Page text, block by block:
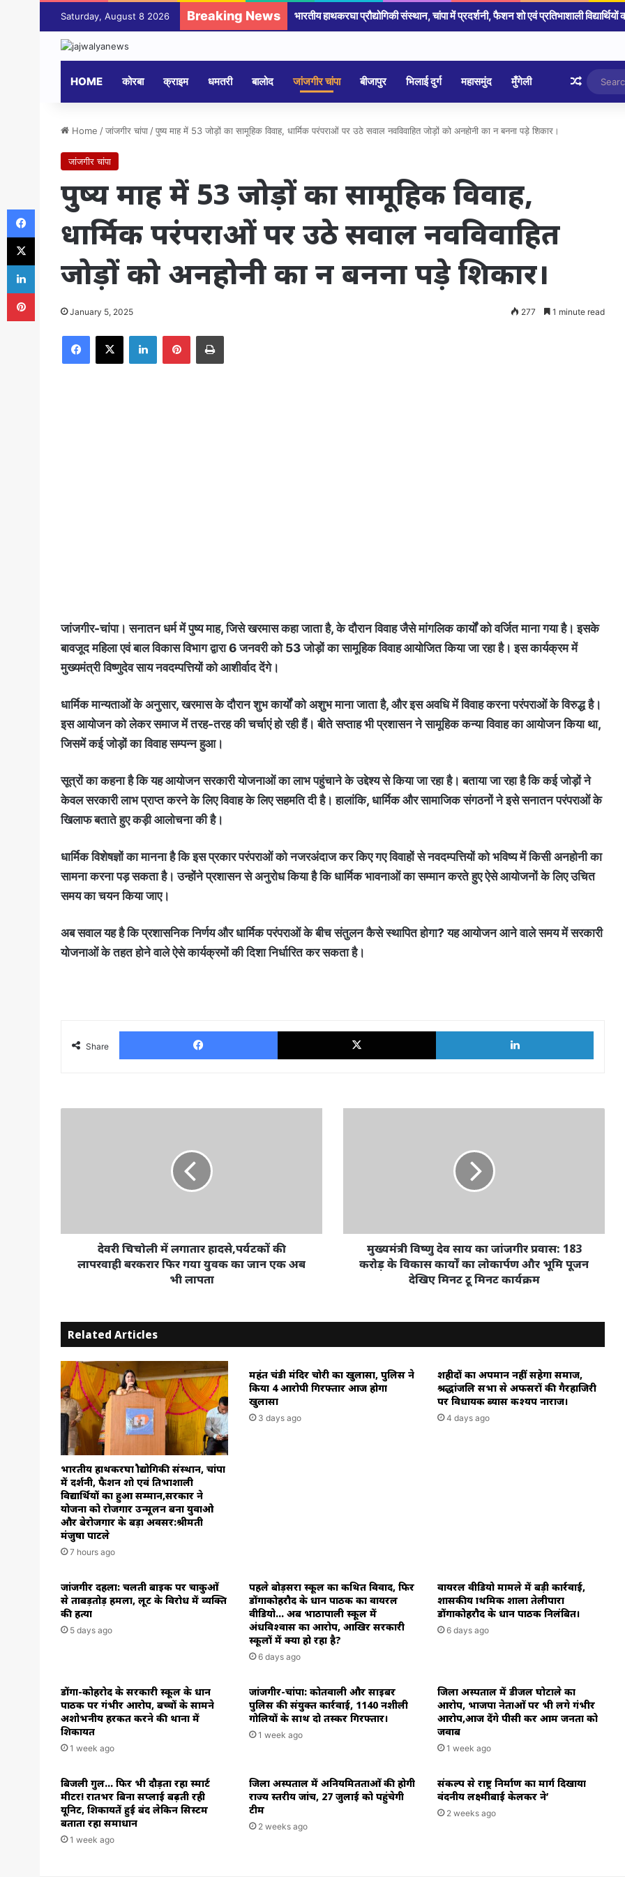
Saturday, August 8 2026 Breaking News महंत चंडी मंदिर चोरी का खुलासा, पुलिस ने किया 4 आरोपी गिरफ्तार आज होगा खुलासा
HOME कोरबा क्राइम धमतरी बालोद जांजगीर चांपा बीजापुर भिलाई दुर्ग महासमुंद मुँगेली
Home /जांजगीर चांपा /पुष्य माह में 53 जोड़ों का सामूहिक विवाह, धार्मिक परंपराओं पर उठे सवाल नवविवाहित जोड़ों को अनहोनी का न बनना पड़े शिकार।
जांजगीर चांपा
पुष्य माह में 53 जोड़ों का सामूहिक विवाह,
धार्मिक परंपराओं पर उठे सवाल नवविवाहित
जोड़ों को अनहोनी का न बनना पड़े शिकार।
January 5, 2025 277 1 minute read
Facebook
X LinkedInPinterestPrint
जांजगीर-चांपा। सनातन धर्म में पुष्य माह, जिसे खरमास कहा जाता है, के दौरान विवाह जैसे मांगलिक कार्यों को वर्जित माना गया है। इसके
बावजूद महिला एवं बाल विकास विभाग द्वारा 6 जनवरी को 53 जोड़ों का सामूहिक विवाह आयोजित किया जा रहा है। इस कार्यक्रम में
मुख्यमंत्री विष्णुदेव साय नवदम्पत्तियों को आशीर्वाद देंगे।
धार्मिक मान्यताओं के अनुसार, खरमास के दौरान शुभ कार्यों को अशुभ माना जाता है, और इस अवधि में विवाह करना परंपराओं के विरुद्ध है।
इस आयोजन को लेकर समाज में तरह-तरह की चर्चाएं हो रही हैं। बीते सप्ताह भी प्रशासन ने सामूहिक कन्या विवाह का आयोजन किया था,
जिसमें कई जोड़ों का विवाह सम्पन्न हुआ।
सूत्रों का कहना है कि यह आयोजन सरकारी योजनाओं का लाभ पहुंचाने के उद्देश्य से किया जा रहा है। बताया जा रहा है कि कई जोड़ों ने
केवल सरकारी लाभ प्राप्त करने के लिए विवाह के लिए सहमति दी है। हालांकि, धार्मिक और सामाजिक संगठनों ने इसे सनातन परंपराओं के
खिलाफ बताते हुए कड़ी आलोचना की है।
धार्मिक विशेषज्ञों का मानना है कि इस प्रकार परंपराओं को नजरअंदाज कर किए गए विवाहों से नवदम्पत्तियों को भविष्य में किसी अनहोनी का
सामना करना पड़ सकता है। उन्होंने प्रशासन से अनुरोध किया है कि धार्मिक भावनाओं का सम्मान करते हुए ऐसे आयोजनों के लिए उचित
समय का चयन किया जाए।
अब सवाल यह है कि प्रशासनिक निर्णय और धार्मिक परंपराओं के बीच संतुलन कैसे स्थापित होगा? यह आयोजन आने वाले समय में सरकारी
योजनाओं के तहत होने वाले ऐसे कार्यक्रमों की दिशा निर्धारित कर सकता है।
Share
Facebook X
फिर
अब
लापता
देवरी चिचोली में लगातार हादसे,पर्यटकों की
लापरवाही बरकरार फिर गया युवक का जान एक अब
भी लापता
करोड़
विकास
और
पूजन
मिनट
टू
मुख्यमंत्री विष्णु देव साय का जांजगीर प्रवास: 183
करोड़ के विकास कार्यों का लोकार्पण और भूमि पूजन
देखिए मिनट टू मिनट कार्यक्रम
Related Articles
भारतीय हाथकरघा प्रौद्योगिकी संस्थान, चांपा
में प्रदर्शनी, फैशन शो एवं प्रतिभाशाली
विद्यार्थियों का हुआ सम्मान,सरकार ने
योजना को रोजगार उन्मूलन बना युवाओ
और बेरोजगार के बड़ा अवसर:श्रीमती
मंजुषा पाटले
7 hours ago
महंत चंडी मंदिर चोरी का खुलासा, पुलिस ने
किया 4 आरोपी गिरफ्तार आज होगा
खुलासा
3 days ago
शहीदों का अपमान नहीं सहेगा समाज,
श्रद्धांजलि सभा से अफसरों की गैरहाजिरी
पर विधायक ब्यास कश्यप नाराज।
4 days ago
जांजगीर दहला: चलती बाइक पर चाकुओं
से ताबड़तोड़ हमला, लूट के विरोध में व्यक्ति
की हत्या
5 days ago
पहले बोड़सरा स्कूल का कथित विवाद, फिर
डोंगाकोहरौद के प्रधान पाठक का वायरल
वीडियो… अब भाठापाली स्कूल में
अंधविश्वास का आरोप, आखिर सरकारी
स्कूलों में क्या हो रहा है?
6 days ago
वायरल वीडियो मामले में बड़ी कार्रवाई,
शासकीय प्राथमिक शाला तेलीपारा
डोंगाकोहरौद के प्रधान पाठक निलंबित।
6 days ago
डोंगा-कोहरोद के सरकारी स्कूल के प्रधान
पाठक पर गंभीर आरोप, बच्चों के सामने
अशोभनीय हरकत करने की थाना में
शिकायत
1 week ago
जांजगीर-चांपा: कोतवाली और साइबर
पुलिस की संयुक्त कार्रवाई, 1140 नशीली
गोलियों के साथ दो तस्कर गिरफ्तार।
1 week ago
जिला अस्पताल में डीजल घोटाले का
आरोप, भाजपा नेताओं पर भी लगे गंभीर
आरोप,आज देंगे पीसी कर आम जनता को
जवाब
1 week ago
बिजली गुल… फिर भी दौड़ता रहा स्मार्ट
मीटर! रातभर बिना सप्लाई बढ़ती रही
यूनिट, शिकायतें हुईं बंद लेकिन सिस्टम
बताता रहा समाधान
1 week ago
जिला अस्पताल में अनियमितताओं की होगी
राज्य स्तरीय जांच, 27 जुलाई को पहुंचेगी
टीम
2 weeks ago
संकल्प से राष्ट्र निर्माण का मार्ग दिखाया
वंदनीय लक्ष्मीबाई केलकर ने’
2 weeks ago
Facebook
X
LinkedIn
Pinterest